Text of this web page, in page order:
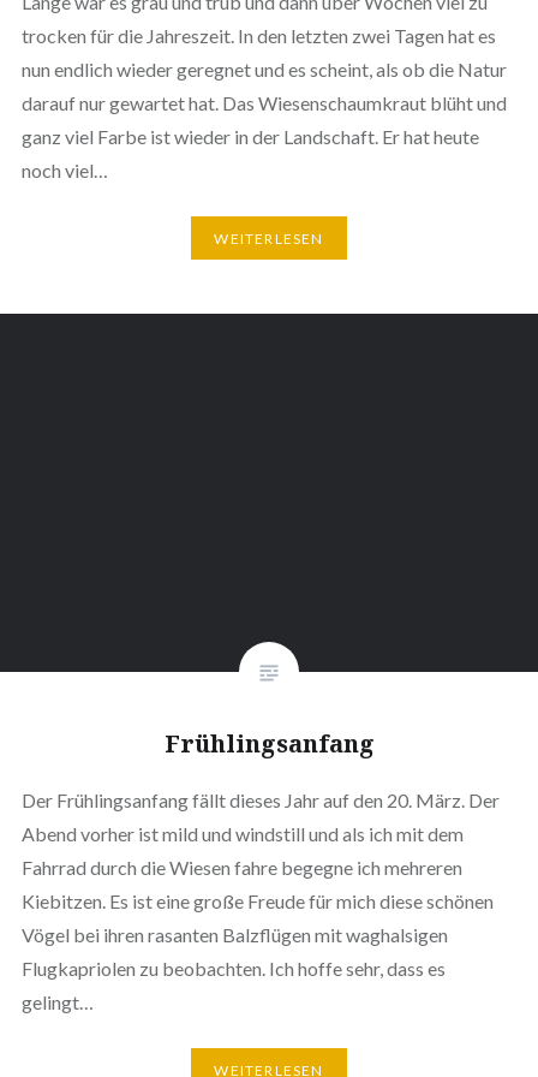
trocken für die Jahreszeit. In den letzten zwei Tagen hat es
nun endlich wieder geregnet und es scheint, als ob die Natur
darauf nur gewartet hat. Das Wiesenschaumkraut blüht und
ganz viel Farbe ist wieder in der Landschaft. Er hat heute
noch viel…
WEITERLESEN
Frühlingsanfang
Der Frühlingsanfang fällt dieses Jahr auf den 20. März. Der
Abend vorher ist mild und windstill und als ich mit dem
Fahrrad durch die Wiesen fahre begegne ich mehreren
Kiebitzen. Es ist eine große Freude für mich diese schönen
Vögel bei ihren rasanten Balzflügen mit waghalsigen
Flugkapriolen zu beobachten. Ich hoffe sehr, dass es
gelingt…
WEITERLESEN